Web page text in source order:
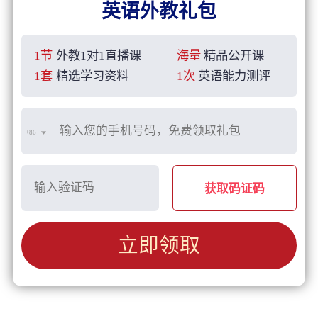
英语外教礼包
1节 外教1对1直播课 海量 精品公开课
1套 精选学习资料 1次 英语能力测评
+86
获取码证码
立即领取